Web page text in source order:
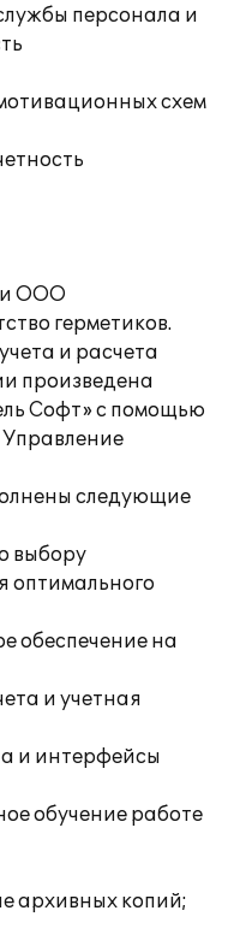
персонала и
схем
ООО
герметиков.
и расчета
произведена
Софт» с помощью
следующие
выбору
оптимального
обеспечение на
и учетная
и интерфейсы
обучение работе
архивных копий;